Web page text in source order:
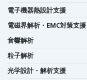
電子機器熱設計支援
電磁界解析・EMC対策支援
音響解析
粒子解析
光学設計・解析支援